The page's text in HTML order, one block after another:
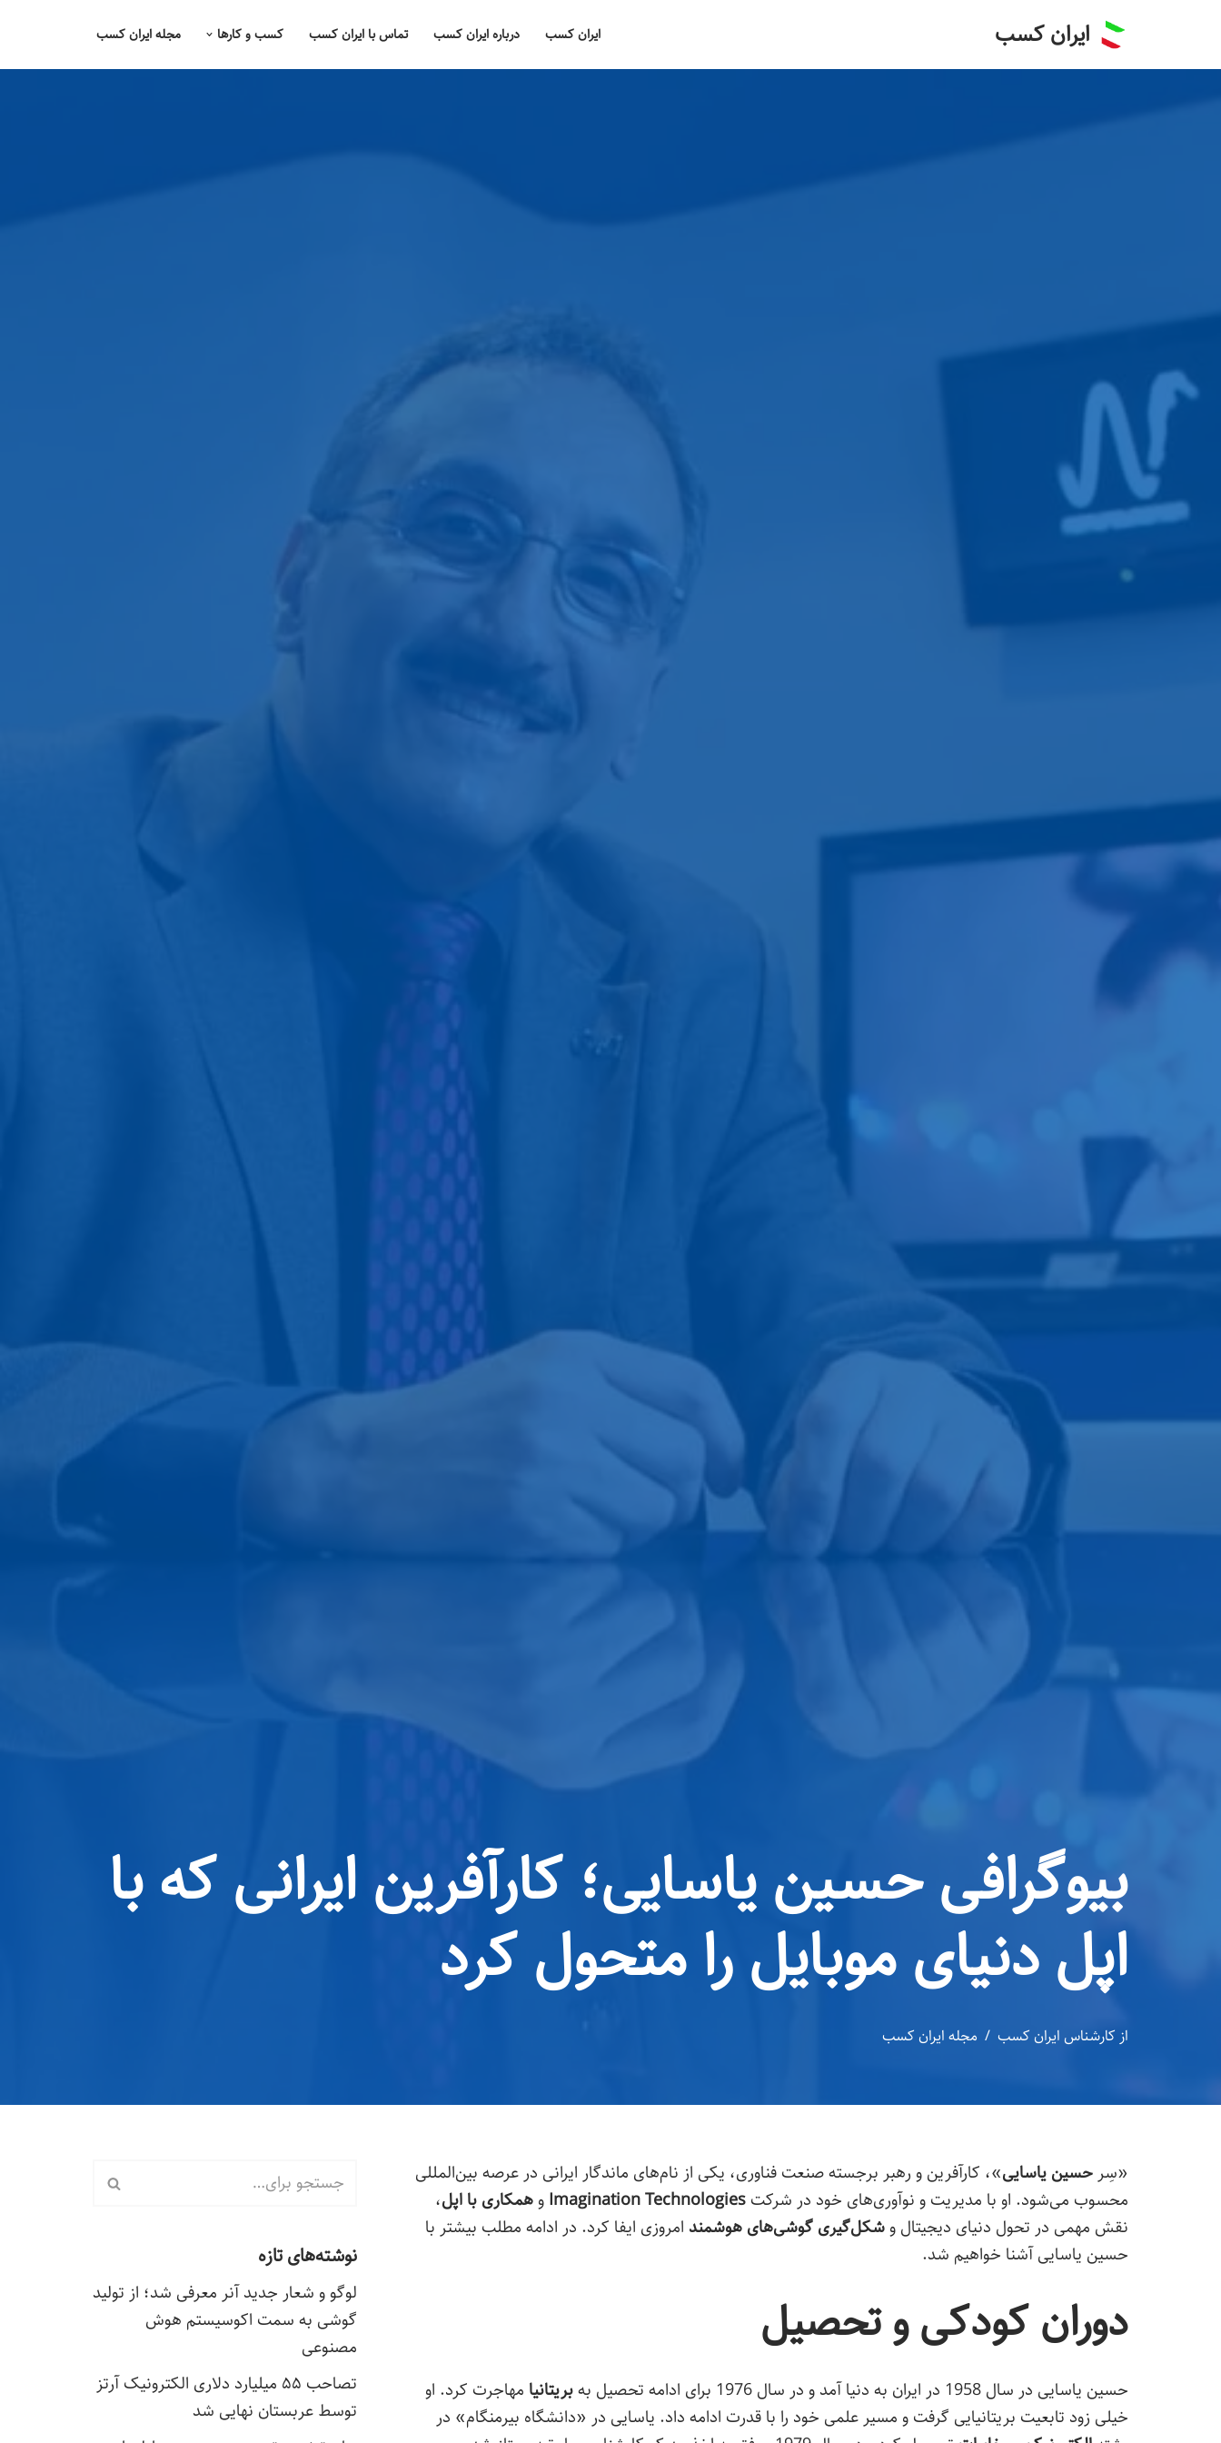
ایران کسب ایران کسب درباره ایران کسب تماس با ایران کسب کسب و کارها مجله ایران کسب
بیوگرافی حسین یاسایی؛ کارآفرین ایرانی که با
اپل دنیای موبایل را متحول کرد
از کارشناس ایران کسب مجله ایران کسب
«سِر حسین یاسایی»، کارآفرین و رهبر برجسته صنعت فناوری، یکی از نام‌های ماندگار ایرانی در عرصه بین‌المللی
محسوب می‌شود. او با مدیریت و نوآوری‌های خود در شرکت Imagination Technologies و همکاری با اپل،
نقش مهمی در تحول دنیای دیجیتال و شکل‌گیری گوشی‌های هوشمند امروزی ایفا کرد. در ادامه مطلب بیشتر با
حسین یاسایی آشنا خواهیم شد.
دوران کودکی و تحصیل
حسین یاسایی در سال 1958 در ایران به دنیا آمد و در سال 1976 برای ادامه تحصیل به بریتانیا مهاجرت کرد. او
خیلی زود تابعیت بریتانیایی گرفت و مسیر علمی خود را با قدرت ادامه داد. یاسایی در «دانشگاه بیرمنگام» در
نوشته‌های تازه
لوگو و شعار جدید آنر معرفی شد؛ از تولید
گوشی به سمت اکوسیستم هوش
مصنوعی
تصاحب ۵۵ میلیارد دلاری الکترونیک آرتز
توسط عربستان نهایی شد